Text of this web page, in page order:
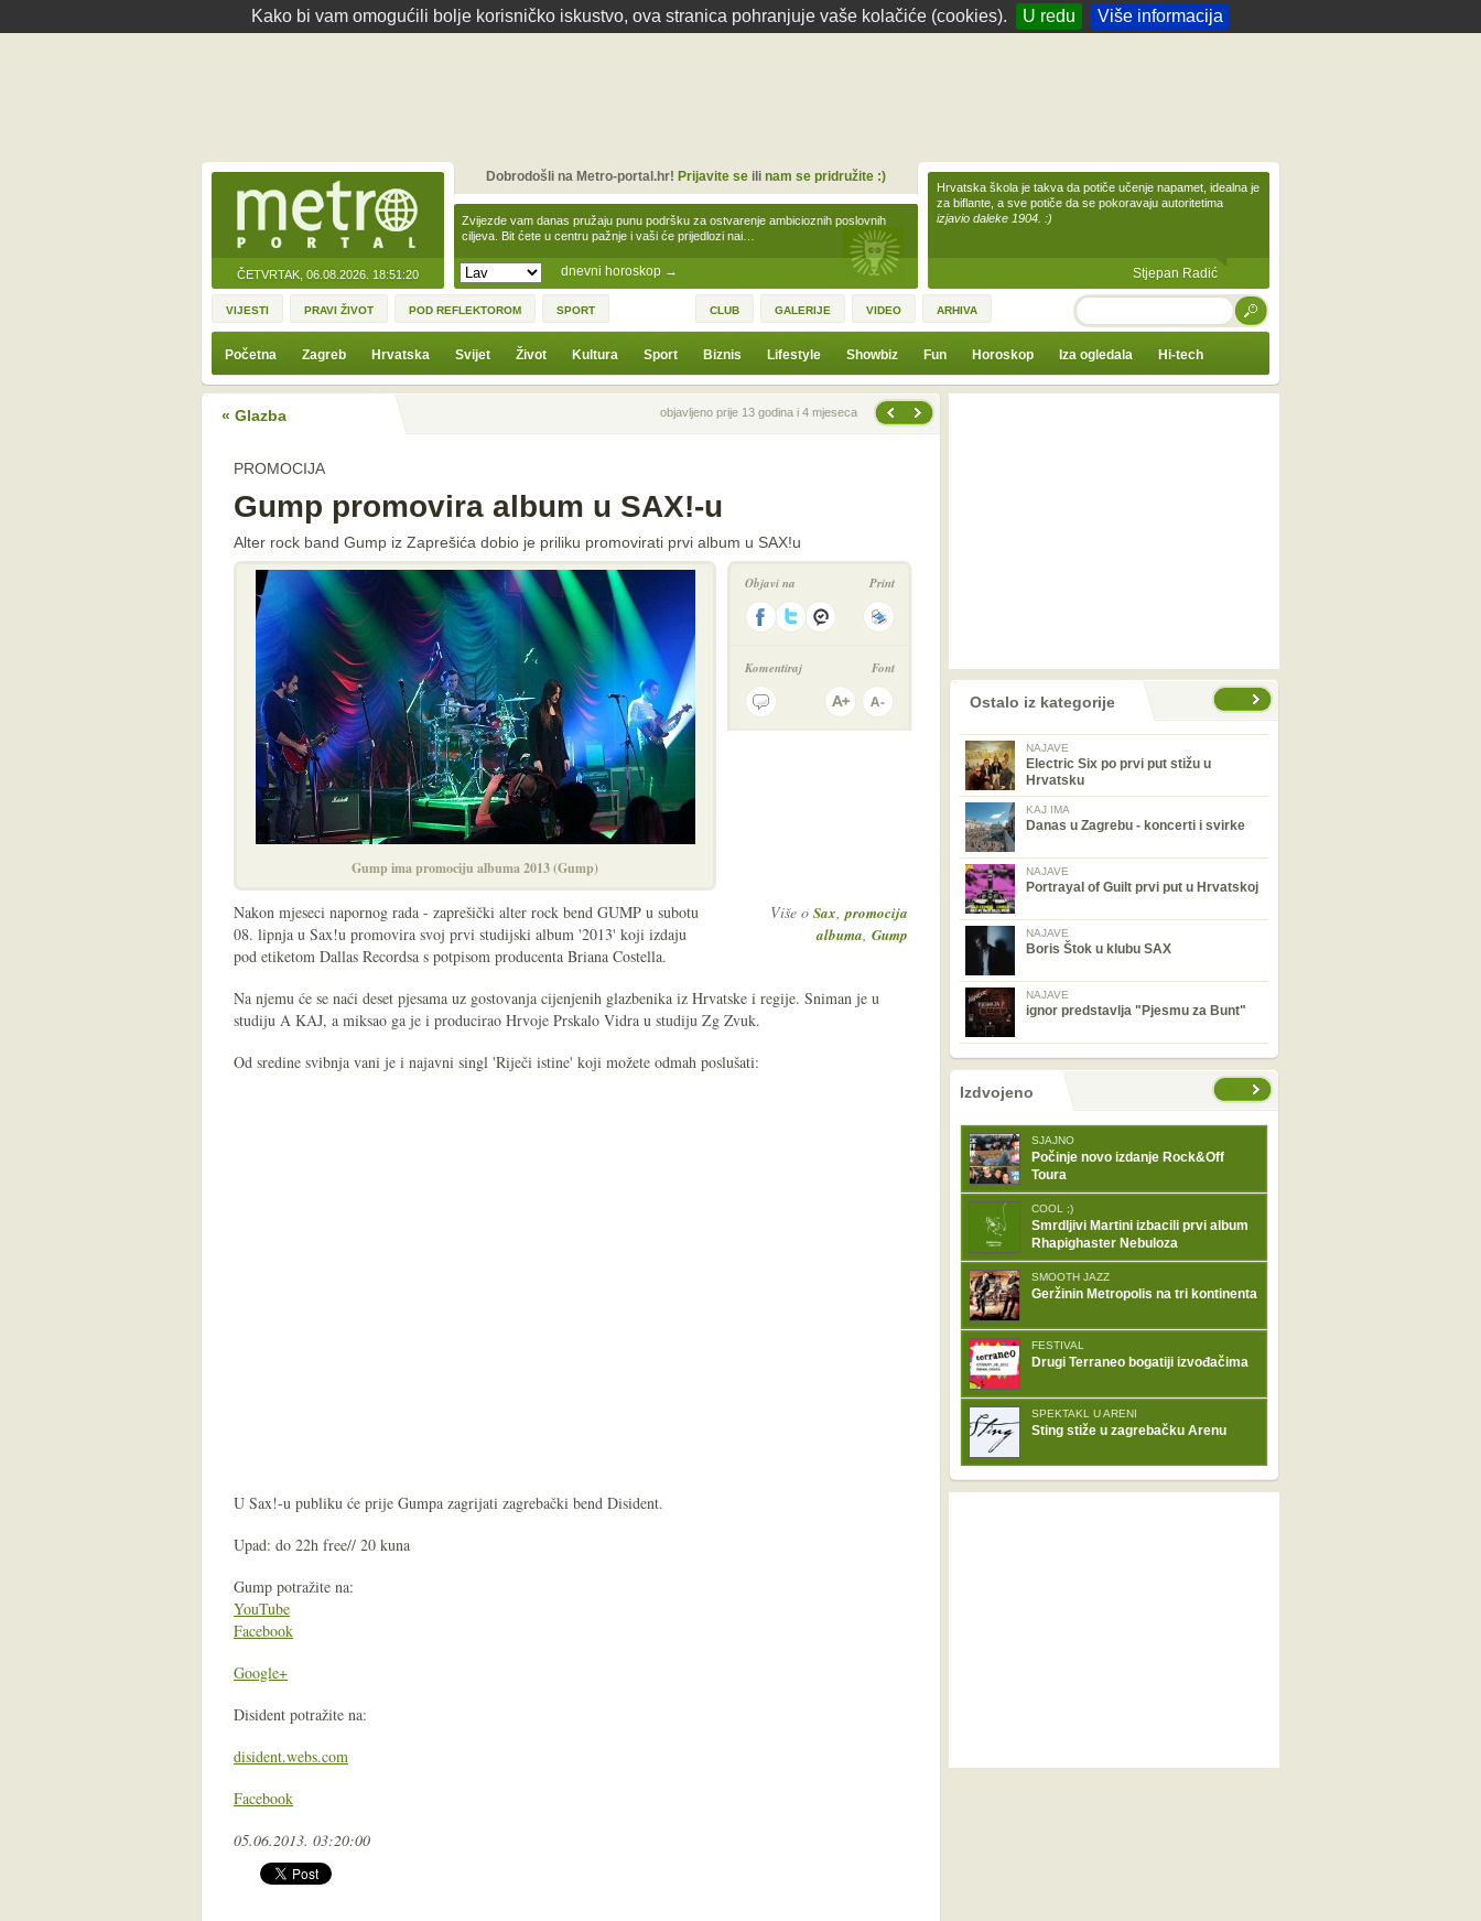
Kako bi vam omogućili bolje korisničko iskustvo, ova stranica pohranjuje vaše kolačiće (cookies). U redu Više informacija
ČETVRTAK, 06.08.2026. 18:51:20 dnevni horoskop →
Zvijezde vam danas pružaju punu podršku za ostvarenje ambicioznih poslovnih
ciljeva. Bit ćete u centru pažnje i vaši će prijedlozi nai…
Dobrodošli na Metro-portal.hr! Prijavite seili nam se pridružite :)
Hrvatska škola je takva da potiče učenje napamet, idealna je
za biflante, a sve potiče da se pokoravaju autoritetima
izjavio daleke 1904. :)
Stjepan Radić
VIJESTI PRAVI ŽIVOT POD REFLEKTOROM SPORT CLUB GALERIJE VIDEO ARHIVA TRAŽI
Početna Zagreb Hrvatska Svijet Život Kultura Sport Biznis Lifestyle Showbiz Fun Horoskop Iza ogledala Hi-tech
« Glazba Prethodna vijestobjavljeno prije 13 godina i 4 mjeseca
PROMOCIJA
Gump promovira album u SAX!-u
Alter rock band Gump iz Zaprešića dobio je priliku promovirati prvi album u SAX!u
Gump ima promociju albuma 2013 (Gump)
Objavi na Print
Komentiraj Font
Više o Sax,promocija
albuma, Gump
Nakon mjeseci napornog rada - zaprešički alter rock bend GUMP u subotu
08. lipnja u Sax!u promovira svoj prvi studijski album '2013' koji izdaju
pod etiketom Dallas Recordsa s potpisom producenta Briana Costella.
Na njemu će se naći deset pjesama uz gostovanja cijenjenih glazbenika iz Hrvatske i regije. Sniman je u
studiju A KAJ, a miksao ga je i producirao Hrvoje Prskalo Vidra u studiju Zg Zvuk.
Od sredine svibnja vani je i najavni singl 'Riječi istine' koji možete odmah poslušati:
U Sax!-u publiku će prije Gumpa zagrijati zagrebački bend Disident.
Upad: do 22h free// 20 kuna
Gump potražite na:
YouTube
Facebook
Google+
Disident potražite na:
disident.webs.com
Facebook
05.06.2013. 03:20:00
prethodno Ostalo iz kategorije
NAJAVE
Electric Six po prvi put stižu u
Hrvatsku
KAJ IMA
Danas u Zagrebu - koncerti i svirke
NAJAVE
Portrayal of Guilt prvi put u Hrvatskoj
NAJAVE
Boris Štok u klubu SAX
NAJAVE
ignor predstavlja "Pjesmu za Bunt"
nema prethodne stranice
sljedećeIzdvojeno
SJAJNO
Počinje novo izdanje Rock&Off
Toura
COOL ;)
Smrdljivi Martini izbacili prvi album
Rhapighaster Nebuloza
SMOOTH JAZZ
Geržinin Metropolis na tri kontinenta
FESTIVAL
Drugi Terraneo bogatiji izvođačima
SPEKTAKL U ARENI
Sting stiže u zagrebačku Arenu